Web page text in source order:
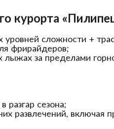
курорта
уровней сложности +
фрирайдеров;
лыжах за пределами
разгар сезона;
развлечений, включая